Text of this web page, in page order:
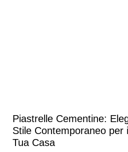
Piastrelle Cementine:
Stile Contemporaneo per
Tua Casa